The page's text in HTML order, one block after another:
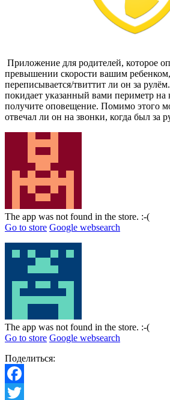
Приложение для родителей, которое
превышении скорости вашим
переписывается/твиттит ли он за
покидает указанный вами периметр на
получите оповещение. Помимо этого
отвечал ли он на звонки, когда был за
The app was not found in the store. :-(
Go to store Google websearch
The app was not found in the store. :-(
Go to store Google websearch
Поделиться:
Facebook